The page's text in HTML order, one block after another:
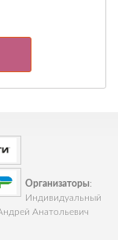
Организаторы:
Индивидуальный
Анатольевич